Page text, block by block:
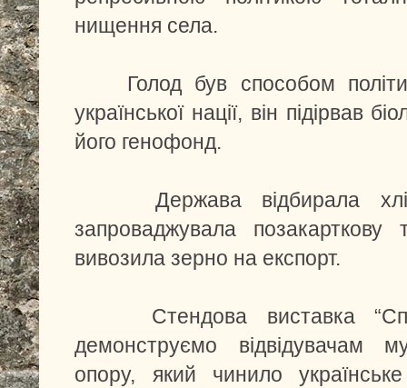
нищення села.
Голод був способом
української нації, він підірвав
його генофонд.
Держава відбирала
запроваджувала позакарткову
вивозила зерно на експорт.
Стендова виставка
демонструємо відвідувачам
опору, який чинило українське